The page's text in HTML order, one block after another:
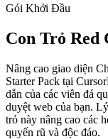
Gói Khởi Đầu
Con Trỏ Red
Nâng cao giao diện
Starter Pack tại
dẫn của các viên đá
duyệt web của bạn.
trỏ này nâng cao các
quyến rũ và độc đáo.